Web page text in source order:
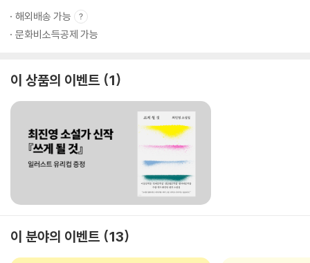
해외배송 가능
문화비소득공제 가능
이 상품의 이벤트 1
이 분야의 이벤트 13